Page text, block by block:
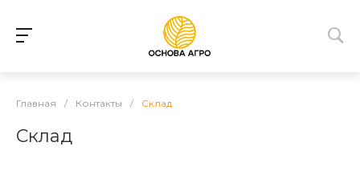
Главная / Контакты / Склад
Склад